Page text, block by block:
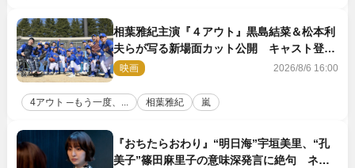
相葉雅紀主演『４アウト』黒島結菜＆松本利
夫らが写る新場面カット公開 キャスト登壇
イベントも決定
映画 2026/8/6 16:00
4アウト ─もう一度、... 相葉雅紀 嵐
『おちたらおわり』“明日海”宇垣美里、“孔
美子”篠田麻里子の意味深発言に絶句 ネッ